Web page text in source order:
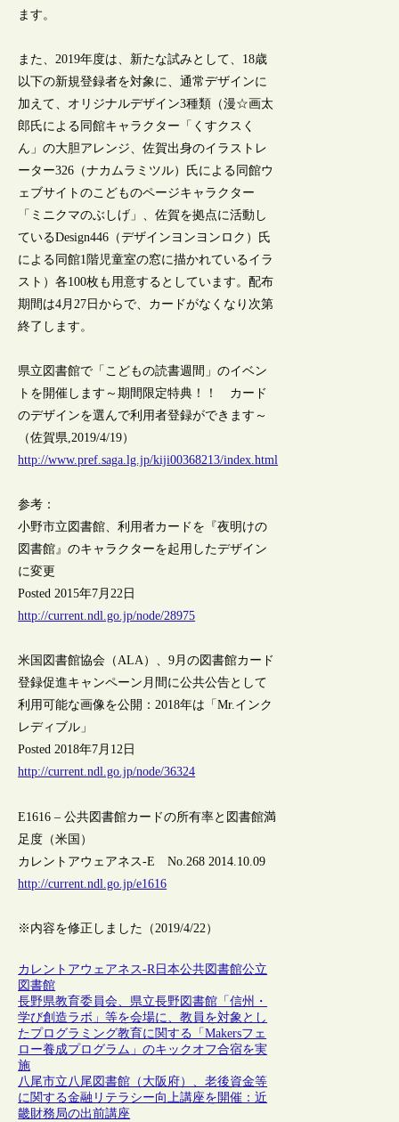
ます。
また、2019年度は、新たな試みとして、18歳
以下の新規登録者を対象に、通常デザインに
加えて、オリジナルデザイン3種類（漫☆画太
郎氏による同館キャラクター「くすクスく
ん」の大胆アレンジ、佐賀出身のイラストレ
ーター326（ナカムラミツル）氏による同館ウ
ェブサイトのこどものページキャラクター
「ミニクマのぶしげ」、佐賀を拠点に活動し
ているDesign446（デザインヨンヨンロク）氏
による同館1階児童室の窓に描かれているイラ
スト）各100枚も用意するとしています。配布
期間は4月27日からで、カードがなくなり次第
終了します。
県立図書館で「こどもの読書週間」のイベン
トを開催します～期間限定特典！！ カード
のデザインを選んで利用者登録ができます～
（佐賀県,2019/4/19）
http://www.pref.saga.lg.jp/kiji00368213/index.html
参考：
小野市立図書館、利用者カードを『夜明けの
図書館』のキャラクターを起用したデザイン
に変更
Posted 2015年7月22日
http://current.ndl.go.jp/node/28975
米国図書館協会（ALA）、9月の図書館カード
登録促進キャンペーン月間に公共公告として
利用可能な画像を公開：2018年は「Mr.インク
レディブル」
Posted 2018年7月12日
http://current.ndl.go.jp/node/36324
E1616 – 公共図書館カードの所有率と図書館満
足度（米国）
カレントアウェアネス-E No.268 2014.10.09
http://current.ndl.go.jp/e1616
※内容を修正しました（2019/4/22）
カレントアウェアネス-R日本公共図書館公立
図書館
長野県教育委員会、県立長野図書館「信州・
学び創造ラボ」等を会場に、教員を対象とし
たプログラミング教育に関する「Makersフェ
ロー養成プログラム」のキックオフ合宿を実
施
八尾市立八尾図書館（大阪府）、老後資金等
に関する金融リテラシー向上講座を開催：近
畿財務局の出前講座